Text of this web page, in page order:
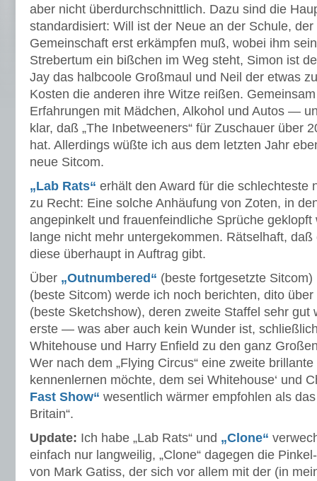
aber nicht überdurchschnittlich. Dazu sind die
standardisiert: Will ist der Neue an der Schule,
Gemeinschaft erst erkämpfen muß, wobei ihm
Strebertum ein bißchen im Weg steht, Simon ist
Jay das halbcoole Großmaul und Neil der etwas
Kosten die anderen ihre Witze reißen.
Erfahrungen mit Mädchen, Alkohol und Autos —
klar, daß „The Inbetweeners“ für Zuschauer über
hat. Allerdings wüßte ich aus dem letzten Jahr
neue Sitcom.
„Lab Rats“ erhält den Award für die schlechteste
zu Recht: Eine solche Anhäufung von Zoten, in
angepinkelt und frauenfeindliche Sprüche
lange nicht mehr untergekommen. Rätselhaft,
diese überhaupt in Auftrag gibt.
Über „Outnumbered“ (beste fortgesetzte
(beste Sitcom) werde ich noch berichten, dito über
(beste Sketchshow), deren zweite Staffel sehr gut
erste — was aber auch kein Wunder ist,
Whitehouse und Harry Enfield zu den ganz
Wer nach dem „Flying Circus“ eine zweite
kennenlernen möchte, dem sei Whitehouse‘ und
Fast Show“ wesentlich wärmer empfohlen als
Britain“.
Update: Ich habe „Lab Rats“ und „Clone“
einfach nur langweilig, „Clone“ dagegen die
von Mark Gatiss, der sich vor allem mit der (in